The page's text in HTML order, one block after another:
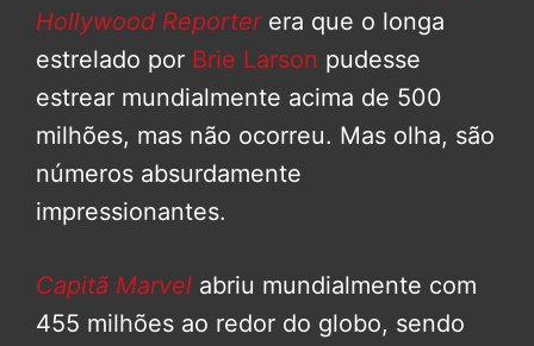
Hollywood Reporterera que o longa
estrelado por Brie Larson pudesse
estrear mundialmente acima de 500
milhões, mas não ocorreu. Mas olha, são
números absurdamente
impressionantes.
Capitã Marvel abriu mundialmente com
455 milhões ao redor do globo, sendo